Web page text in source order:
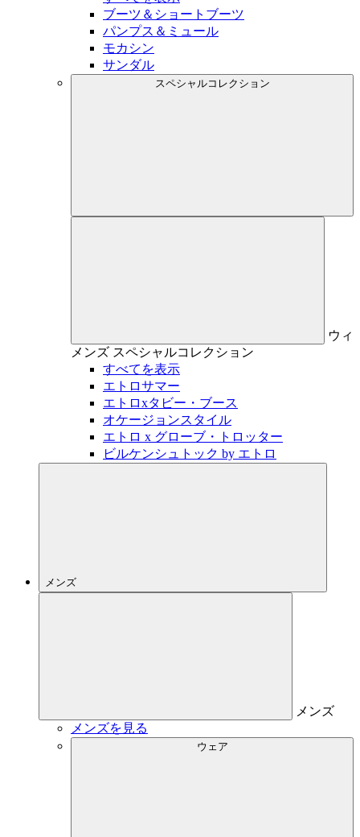
ブーツ＆ショートブーツ
パンプス＆ミュール
モカシン
サンダル
スペシャルコレクション
ウィ
メンズ スペシャルコレクション
すべてを表示
エトロサマー
エトロxタビー・ブース
オケージョンスタイル
エトロ x グローブ・トロッター
ビルケンシュトック by エトロ
メンズ
メンズ
メンズを見る
ウェア